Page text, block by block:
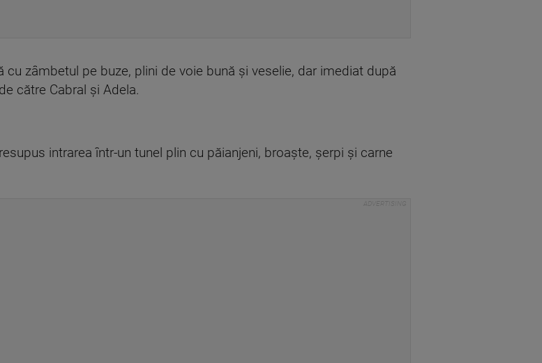
cu zâmbetul pe buze, plini de voie bună și veselie, dar imediat după
către Cabral și Adela.
intrarea într-un tunel plin cu păianjeni, broaște, șerpi și carne